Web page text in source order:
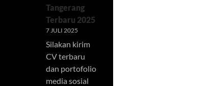
Tangerang
Terbaru 2025
7 JULI 2025
Silakan kirim
CV terbaru
dan portofolio
media sosial